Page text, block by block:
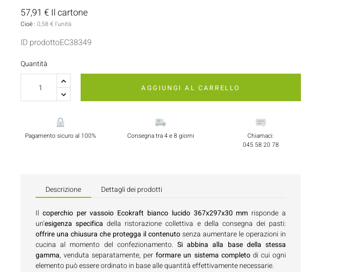
Tovaglioli
Flaconi E Bottiglie
57,91 € Il cartone
Cioè : 0,58 € l'unità
ID prodottoEC38349
Quantità
AGGIUNGI AL CARRELLO
Pagamento sicuro al 100% Consegna tra 4 e 8 giorni
Chiamaci:
045 58 20 78
Descrizione Dettagli dei prodotti
Il coperchio per vassoio Ecokraft bianco lucido 367x297x30 mm risponde a
un’esigenza specifica della ristorazione collettiva e della consegna dei pasti:
offrire una chiusura che protegga il contenutosenza aumentare le operazioni in
cucina al momento del confezionamento. Si abbina alla base della stessa
gamma, venduta separatamente, performare un sistema completodi cui ogni
elemento può essere ordinato in base alle quantità effettivamente necessarie.